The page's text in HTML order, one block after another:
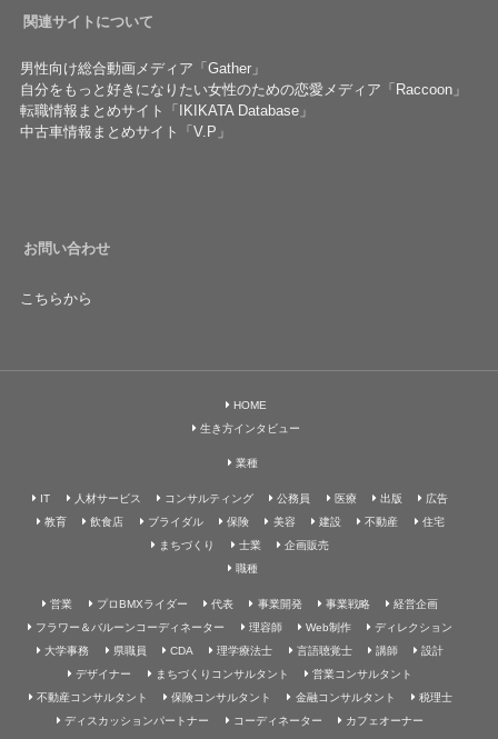
関連サイトについて
男性向け総合動画メディア「Gather」
自分をもっと好きになりたい女性のための恋愛メディア「Raccoon」
転職情報まとめサイト「IKIKATA Database」
中古車情報まとめサイト「V.P」
お問い合わせ
こちらから
HOME
生き方インタビュー
業種
IT 人材サービス コンサルティング 公務員 医療 出版
広告
教育
飲食店 ブライダル 保険 美容 建設 不動産
住宅
まちづくり
士業
企画販売
職種
営業 プロBMXライダー 代表 事業開発 事業戦略
経営企画
フラワー＆バルーンコーディネーター
理容師 Web制作
ディレクション
大学事務
県職員 CDA 理学療法士 言語聴覚士 講師
設計
デザイナー
まちづくりコンサルタント
営業コンサルタント
不動産コンサルタント
保険コンサルタント 金融コンサルタント
税理士
ディスカッションパートナー
コーディネーター
カフェオーナー